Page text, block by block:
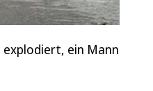
ein Mann